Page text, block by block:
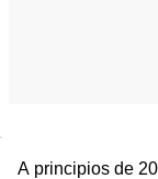
A principios de